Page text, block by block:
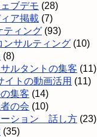
ブデモ (28)
ア掲載 (7)
ティング (93)
ンサルティング (10)
(8)
ルタントの集客 (11)
トの動画活用 (11)
集客 (14)
の会 (10)
ーション 話し方 (23)
(35)